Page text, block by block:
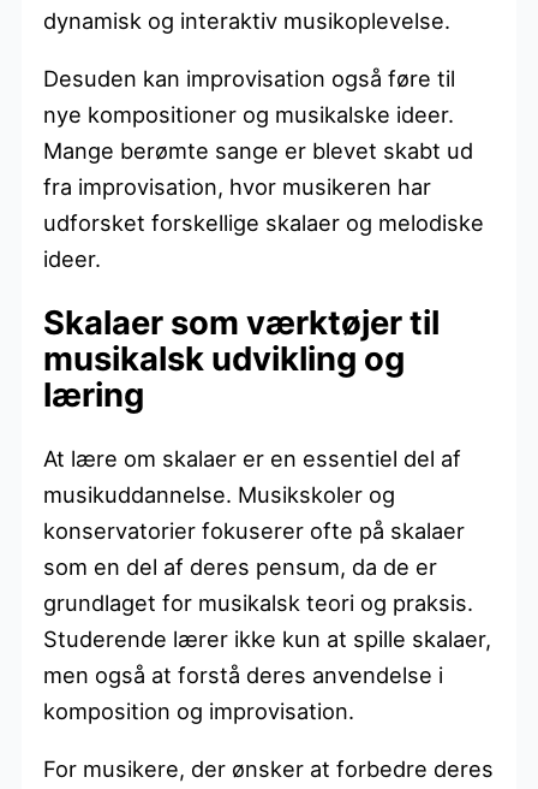
dynamisk og interaktiv musikoplevelse.
Desuden kan improvisation også føre til
nye kompositioner og musikalske ideer.
Mange berømte sange er blevet skabt ud
fra improvisation, hvor musikeren har
udforsket forskellige skalaer og melodiske
ideer.
Skalaer som værktøjer til
musikalsk udvikling og
læring
At lære om skalaer er en essentiel del af
musikuddannelse. Musikskoler og
konservatorier fokuserer ofte på skalaer
som en del af deres pensum, da de er
grundlaget for musikalsk teori og praksis.
Studerende lærer ikke kun at spille skalaer,
men også at forstå deres anvendelse i
komposition og improvisation.
For musikere, der ønsker at forbedre deres